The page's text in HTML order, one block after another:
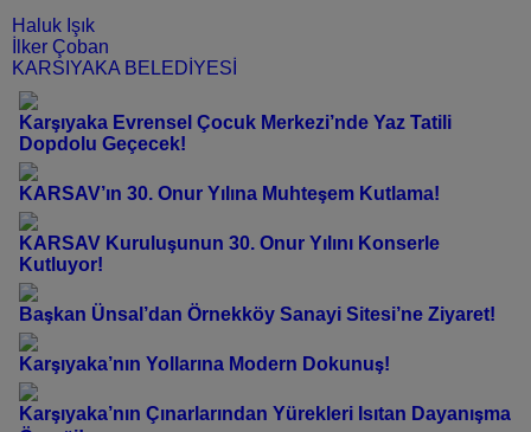
Haluk Işık
İlker Çoban
KARSIYAKA BELEDİYESİ
Karşıyaka Evrensel Çocuk Merkezi’nde Yaz Tatili
Dopdolu Geçecek!
KARSAV’ın 30. Onur Yılına Muhteşem Kutlama!
KARSAV Kuruluşunun 30. Onur Yılını Konserle
Kutluyor!
Başkan Ünsal’dan Örnekköy Sanayi Sitesi’ne Ziyaret!
Karşıyaka’nın Yollarına Modern Dokunuş!
Karşıyaka’nın Çınarlarından Yürekleri Isıtan Dayanışma